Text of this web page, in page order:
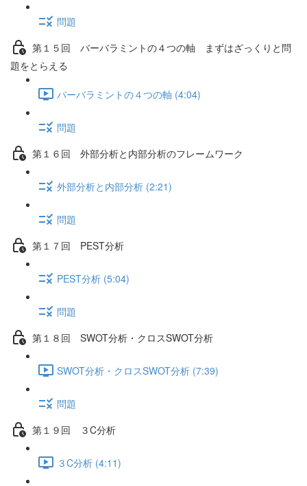
問題
第１５回 バーバラミントの４つの軸 まずはざっくりと問
題をとらえる
バーバラミントの４つの軸 (4:04)
問題
第１６回 外部分析と内部分析のフレームワーク
外部分析と内部分析 (2:21)
問題
第１７回 PEST分析
PEST分析 (5:04)
問題
第１８回 SWOT分析・クロスSWOT分析
SWOT分析・クロスSWOT分析 (7:39)
問題
第１９回 ３C分析
３C分析 (4:11)